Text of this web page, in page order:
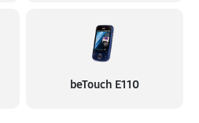
beTouch E110